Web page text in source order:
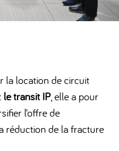
la location de circuit
le transit IP, elle a pour
l’offre de
réduction de la fracture